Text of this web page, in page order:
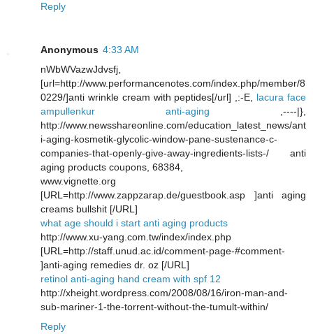
Reply
Anonymous 4:33 AM
nWbWVazwJdvsfj,
[url=http://www.performancenotes.com/index.php/member/8
0229/]anti wrinkle cream with peptides[/url] ,:-E, lacura face
ampullenkur anti-aging ,----|},
http://www.newsshareonline.com/education_latest_news/ant
i-aging-kosmetik-glycolic-window-pane-sustenance-c-
companies-that-openly-give-away-ingredients-lists-/ anti
aging products coupons, 68384,
www.vignette.org
[URL=http://www.zappzarap.de/guestbook.asp ]anti aging
creams bullshit [/URL]
what age should i start anti aging products
http://www.xu-yang.com.tw/index/index.php
[URL=http://staff.unud.ac.id/comment-page-#comment-
]anti-aging remedies dr. oz [/URL]
retinol anti-aging hand cream with spf 12
http://xheight.wordpress.com/2008/08/16/iron-man-and-
sub-mariner-1-the-torrent-without-the-tumult-within/
Reply